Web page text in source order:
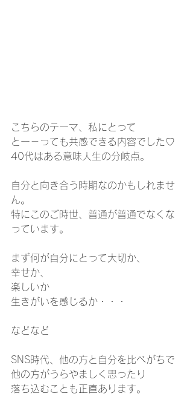
こちらのテーマ、私にとって
とー－っても共感できる内容でした♡
40代はある意味人生の分岐点。
自分と向き合う時期なのかもしれませ
ん。
特にこのご時世、普通が普通でなくな
っています。
まず何が自分にとって大切か、
幸せか、
楽しいか
生きがいを感じるか・・・
などなど
SNS時代、他の方と自分を比べがちで
他の方がうらやましく思ったり
落ち込むことも正直あります。